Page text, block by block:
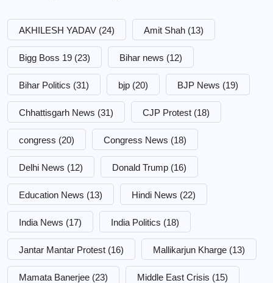
AKHILESH YADAV (24) Amit Shah (13)
Bigg Boss 19 (23) Bihar news (12)
Bihar Politics (31) bjp (20) BJP News (19)
Chhattisgarh News (31) CJP Protest (18)
congress (20) Congress News (18)
Delhi News (12) Donald Trump (16)
Education News (13) Hindi News (22)
India News (17) India Politics (18)
Jantar Mantar Protest (16) Mallikarjun Kharge (13)
Mamata Banerjee (23) Middle East Crisis (15)